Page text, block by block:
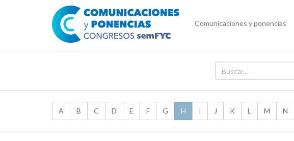
Comunicaciones y ponencias
A B C D E F G H I J K L M N